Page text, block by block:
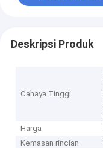
Deskripsi Produk
Cahaya Tinggi
Harga
Kemasan rincian